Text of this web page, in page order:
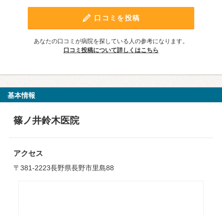
口コミを投稿
あなたの口コミが病院を探している人の参考になります。
口コミ投稿について詳しくはこちら
基本情報
篠ノ井鈴木医院
アクセス
〒381-2223長野県長野市里島88